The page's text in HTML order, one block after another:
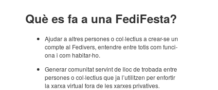
Què es fa a una Fedi­Festa?
Ajudar a altres perso­nes o col·­lec­tius a crear-se un
compte al Fedi­vers, enten­dre entre totis com funci­
ona i com habi­tar-ho.
Gene­rar comu­ni­tat servint de lloc de trobada entre
perso­nes o col·­lec­tius que ja l’uti­lit­zen per enfor­tir
la xarxa virtual fora de les xarxes priva­ti­ves.